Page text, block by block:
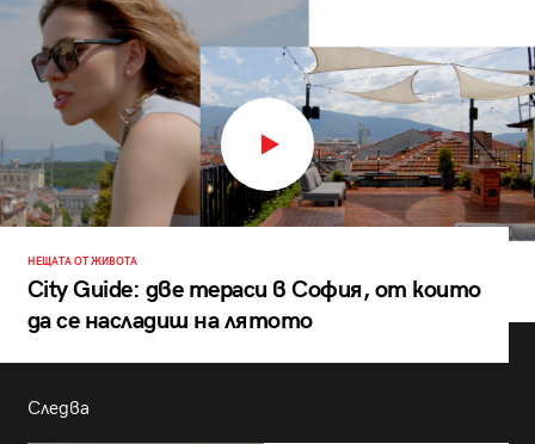
НЕЩАТА ОТ ЖИВОТА
City Guide: две тераси в София, от които
да се насладиш на лятото
Следва